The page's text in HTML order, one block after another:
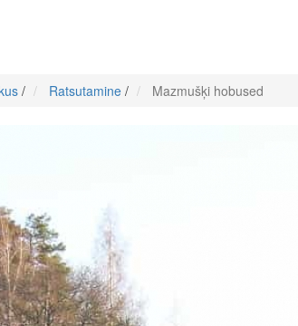
/ Ratsutamine / Mazmušķi hobused